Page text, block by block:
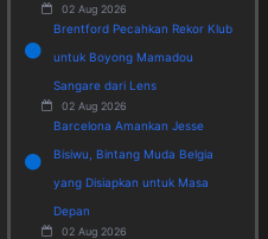
02 Aug 2026
Brentford Pecahkan Rekor Klub
untuk Boyong Mamadou
Sangare dari Lens
02 Aug 2026
Barcelona Amankan Jesse
Bisiwu, Bintang Muda Belgia
yang Disiapkan untuk Masa
Depan
02 Aug 2026